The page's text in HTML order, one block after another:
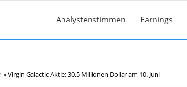
Analystenstimmen Earnings
»Virgin Galactic Aktie: 30,5 Millionen Dollar am 10. Juni